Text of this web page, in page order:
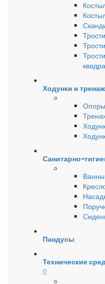
Ходунки и
Санитарно-
Пандусы
Технические